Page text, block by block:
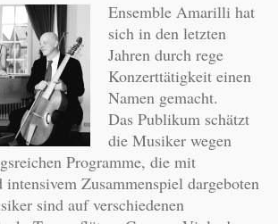
Ensemble Amarilli hat
sich in den letzten
Jahren durch rege
Konzerttätigkeit einen
Namen gemacht.
Das Publikum schätzt
die Musiker wegen
Programme, die mit
Zusammenspiel dargeboten
sind auf verschiedenen